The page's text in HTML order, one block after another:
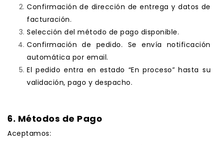
Confirmación de dirección de entrega y datos de
facturación.
Selección del método de pago disponible.
Confirmación de pedido. Se envía notificación
automática por email.
El pedido entra en estado “En proceso” hasta su
validación, pago y despacho.
6. Métodos de Pago
Aceptamos: